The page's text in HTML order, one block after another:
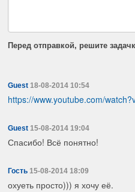
Перед отправкой, решите
Guest 18-08-2014 10:54
https://www.youtube.com/
Guest 15-08-2014 19:04
Спасибо! Всё понятно!
Гость 15-08-2014 18:09
охуеть просто))) я хочу её.